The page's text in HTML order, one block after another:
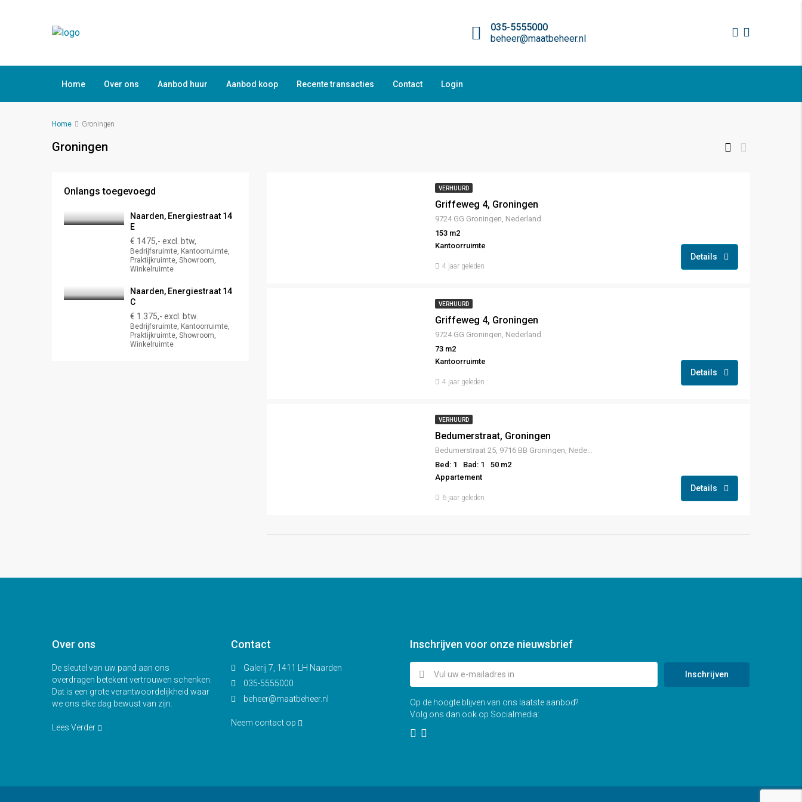
035-5555000
beheer@maatbeheer.nl
Home Over ons Aanbod huur Aanbod koop Recente transacties Contact Login
Home Groningen
Groningen
VERHUURD
Griffeweg 4, Groningen
9724 GG Groningen, Nederland
153 m2
Kantoorruimte
4 jaar geleden
Details
VERHUURD
Griffeweg 4, Groningen
9724 GG Groningen, Nederland
73 m2
Kantoorruimte
4 jaar geleden
Details
VERHUURD
Bedumerstraat, Groningen
Bedumerstraat 25, 9716 BB Groningen, Nederland
Bed: 1
Bad: 1
50 m2
Appartement
6 jaar geleden
Details
Onlangs toegevoegd
Naarden, Energiestraat 14
E
€ 1475,- excl. btw,
Bedrijfsruimte, Kantoorruimte,
Praktijkruimte, Showroom,
Winkelruimte
Naarden, Energiestraat 14
C
€ 1.375,- excl. btw.
Bedrijfsruimte, Kantoorruimte,
Praktijkruimte, Showroom,
Winkelruimte
Over ons
De sleutel van uw pand aan ons
overdragen betekent vertrouwen schenken.
Dat is een grote verantwoordelijkheid waar
we ons elke dag bewust van zijn.
Lees Verder
Contact
Galerij 7, 1411 LH Naarden
035-5555000
beheer@maatbeheer.nl
Neem contact op
Inschrijven voor onze nieuwsbrief
Inschrijven
Op de hoogte blijven van ons laatste aanbod?
Volg ons dan ook op Socialmedia: